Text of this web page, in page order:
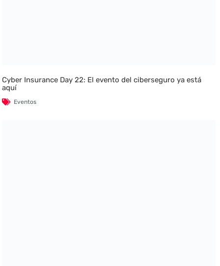
Cyber Insurance Day 22: El evento del ciberseguro ya está
aquí
Eventos